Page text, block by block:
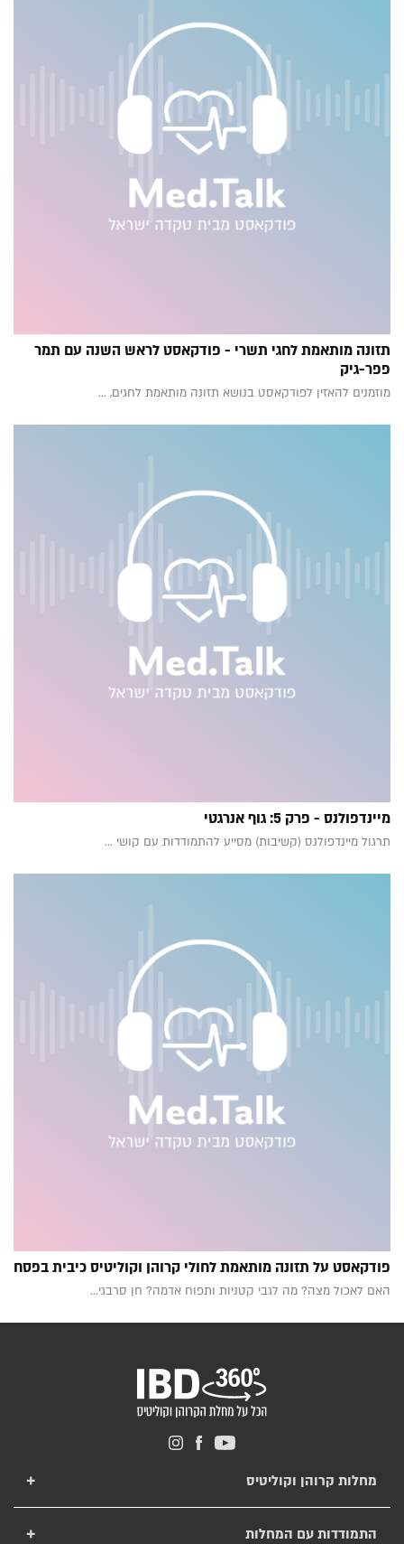
תזונה מותאמת לחגי תשרי - פודקאסט לראש השנה עם תמר
פפר-גיק
מוזמנים להאזין לפודקאסט בנושא תזונה מותאמת לחגים, ...
מיינדפולנס - פרק 5: גוף אנרגטי
תרגול מיינדפולנס (קשיבות) מסייע להתמודדות עם קושי ...
פודקאסט על תזונה מותאמת לחולי קרוהן וקוליטיס כיבית בפסח
האם לאכול מצה? מה לגבי קטניות ותפוח אדמה? חן סרבגי...
מחלות קרוהן וקוליטיס
מחלת קרוהן
מחלת קוליטיס כיבית
התמודדות עם המחלות